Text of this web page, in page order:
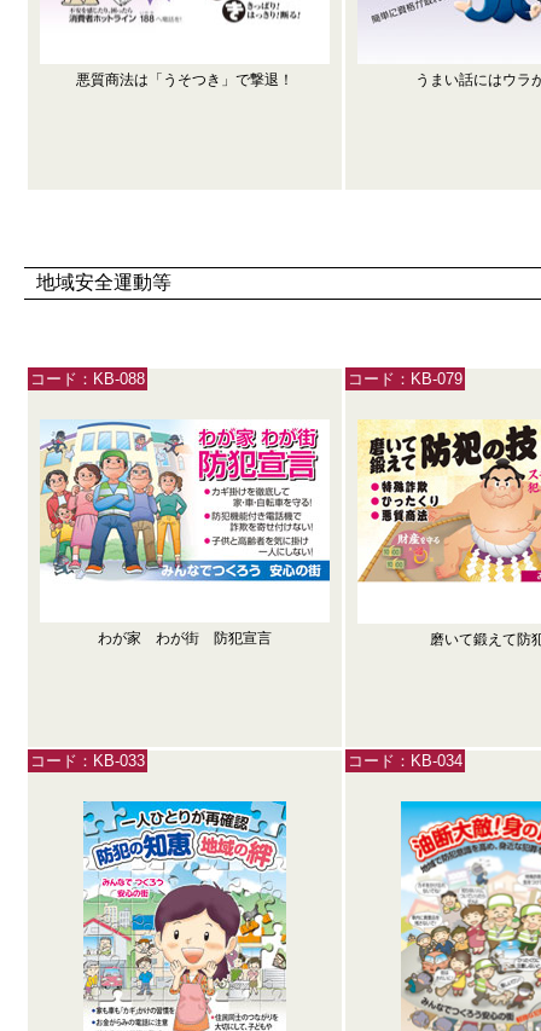
悪質商法は「うそつき」で撃退！ うまい話にはウラ
地域安全運動等
コード：KB-088
わが家 わが街 防犯宣言
コード：KB-079
磨いて鍛えて防
コード：KB-033 コード：KB-034